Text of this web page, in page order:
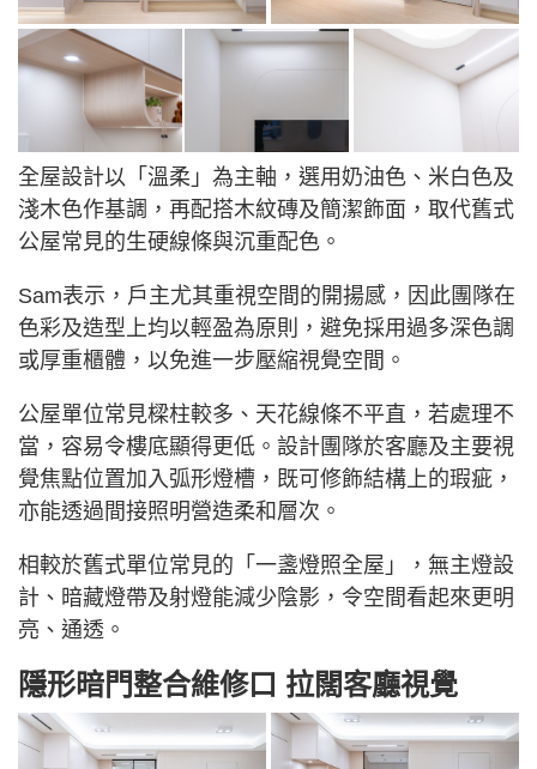
全屋設計以「溫柔」為主軸，選用奶油色、米白色及
淺木色作基調，再配搭木紋磚及簡潔飾面，取代舊式
公屋常見的生硬線條與沉重配色。
Sam表示，戶主尤其重視空間的開揚感，因此團隊在
色彩及造型上均以輕盈為原則，避免採用過多深色調
或厚重櫃體，以免進一步壓縮視覺空間。
公屋單位常見樑柱較多、天花線條不平直，若處理不
當，容易令樓底顯得更低。設計團隊於客廳及主要視
覺焦點位置加入弧形燈槽，既可修飾結構上的瑕疵，
亦能透過間接照明營造柔和層次。
相較於舊式單位常見的「一盞燈照全屋」，無主燈設
計、暗藏燈帶及射燈能減少陰影，令空間看起來更明
亮、通透。
隱形暗門整合維修口 拉闊客廳視覺